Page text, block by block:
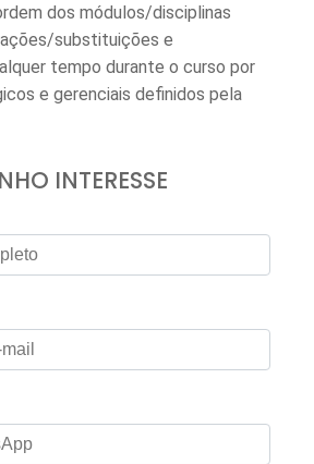
dos módulos/disciplinas
substituições e
tempo durante o curso por
e gerenciais definidos pela
INTERESSE